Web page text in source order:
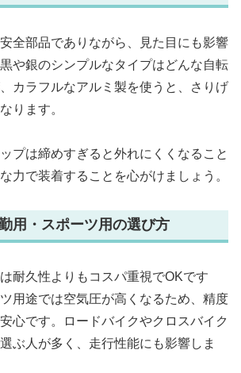
全部品でありながら、見た目にも影響
や銀のシンプルなタイプはどんな自転
カラフルなアルミ製を使うと、さりげ
ります。
プは締めすぎると外れにくくなること
力で装着することを心がけましょう。
用・スポーツ用の選び方
耐久性よりもコスパ重視でOKです
用途では空気圧が高くなるため、精度
心です。ロードバイクやクロスバイク
ぶ人が多く、走行性能にも影響しま